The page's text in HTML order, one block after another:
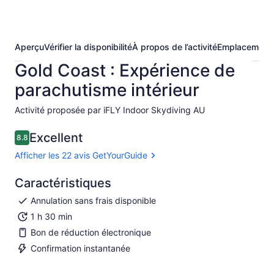
AperçuVérifier la disponibilitéÀ propos de l’activitéEmplacement
Gold Coast : Expérience de
parachutisme intérieur
Activité proposée par iFLY Indoor Skydiving AU
8.88.8 sur 10
Excellent
Afficher les 22 avis GetYourGuide
Caractéristiques
Annulation sans frais disponible
1 h 30 min
Bon de réduction électronique
Confirmation instantanée